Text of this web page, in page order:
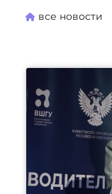
все новости